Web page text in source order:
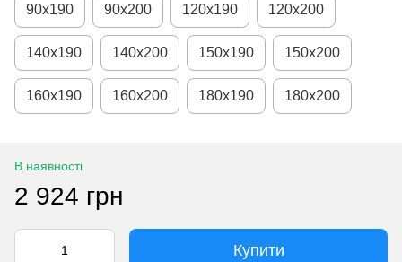
90х190 90х200 120х190 120х200
140х190 140х200 150х190 150х200
160х190 160х200 180х190 180х200
В наявності
2 924 грн
Купити